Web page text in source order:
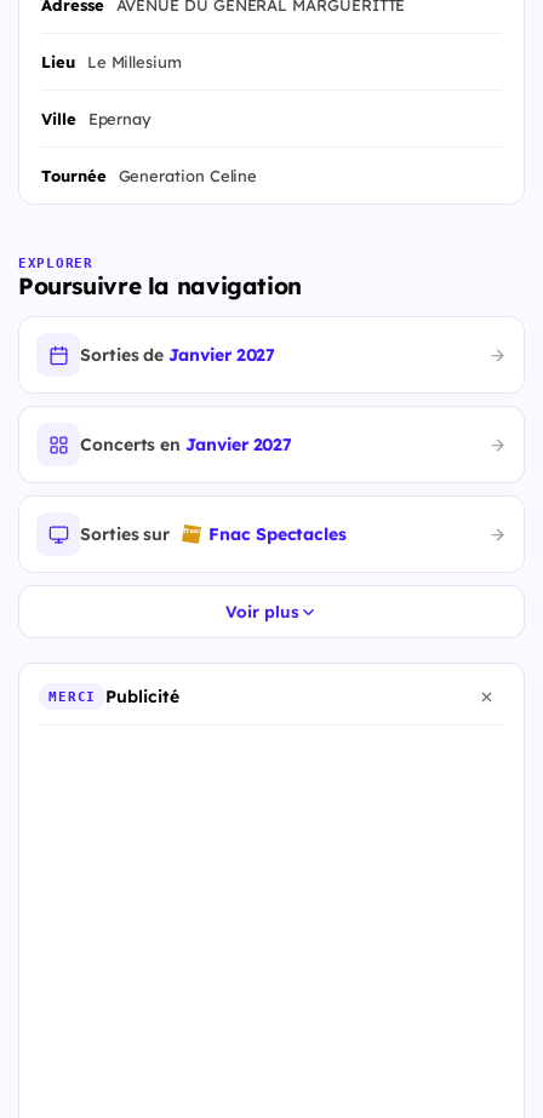
Adresse AVENUE DU GENERAL MARGUERITTE
Lieu Le Millesium
Ville Epernay
Tournée Generation Celine
EXPLORER
Poursuivre la navigation
Sorties deJanvier 2027
Concerts enJanvier 2027
Sorties sur Fnac Spectacles
Voir plus
MERCI Publicité